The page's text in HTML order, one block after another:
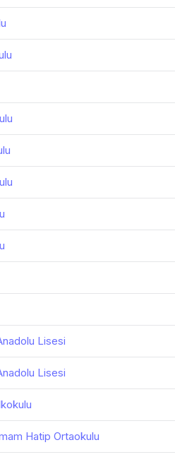
Lisesi
Lisesi
Hatip Ortaokulu